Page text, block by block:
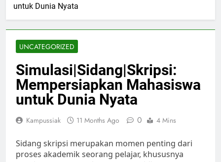
untuk Dunia Nyata
UNCATEGORIZED
Simulasi|Sidang|Skripsi:
Mempersiapkan Mahasiswa
untuk Dunia Nyata
Kampussiak 11 Months Ago 0 4 Mins
Sidang skripsi merupakan momen penting dari
proses akademik seorang pelajar, khususnya